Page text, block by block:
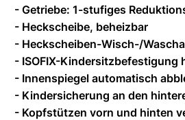
- Getriebe: 1-stufiges
- Heckscheibe, beheizbar
- Heckscheiben-Wisch-/
- ISOFIX-Kindersitzbefestigung
- Innenspiegel automatisch
- Kindersicherung an den
- Kopfstützen vorn und hinten